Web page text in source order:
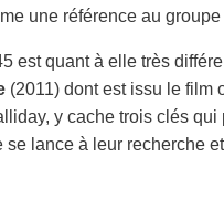
une référence au
est quant à elle très
(2011) dont est issu le film
y cache trois clés qui
lance à leur recherche